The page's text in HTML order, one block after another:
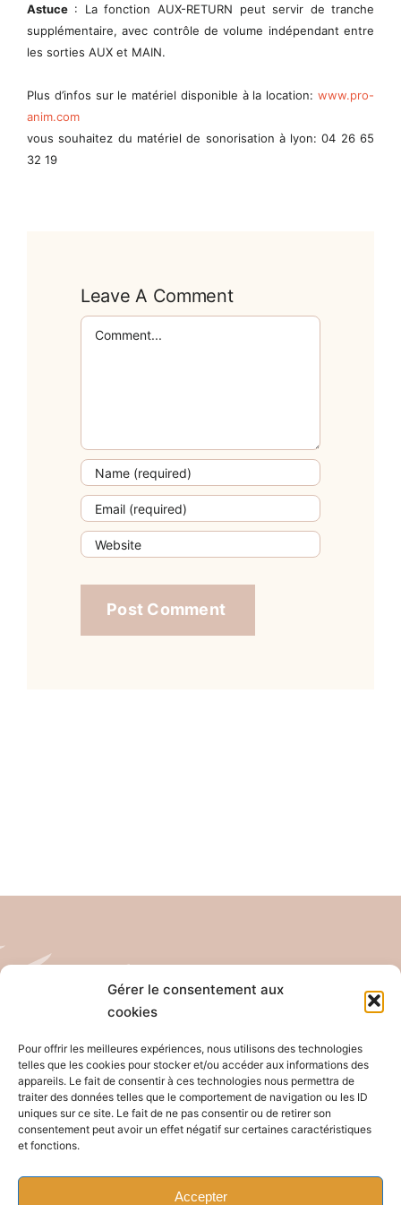
Gérer le consentement aux
cookies
Pour offrir les meilleures expériences, nous utilisons des technologies
telles que les cookies pour stocker et/ou accéder aux informations des
appareils. Le fait de consentir à ces technologies nous permettra de
traiter des données telles que le comportement de navigation ou les ID
uniques sur ce site. Le fait de ne pas consentir ou de retirer son
consentement peut avoir un effet négatif sur certaines caractéristiques
et fonctions.
Accepter
Astuce: La fonction AUX-RETURN peut servir de tranche
supplémentaire, avec contrôle de volume indépendant entre
les sorties AUX et MAIN.
Plus d’infos sur le matériel disponible à la location:www.pro-
anim.com
vous souhaitez du matériel de sonorisation à lyon: 04 26 65
32 19
Leave A Comment
Comment
Tél: 04 26 65 32 19
Email: contact@pro-anim.com
73 Grande rue de Saint Clair
69300 Caluire